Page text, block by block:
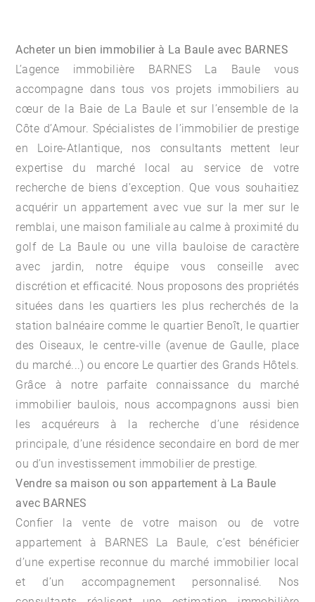
Acheter un bien immobilier à La Baule avec BARNES
L’agence immobilière BARNES La Baule vous
accompagne dans tous vos projets immobiliers au
cœur de la Baie de La Baule et sur l’ensemble de la
Côte d’Amour. Spécialistes de l’immobilier de prestige
en Loire-Atlantique, nos consultants mettent leur
expertise du marché local au service de votre
recherche de biens d’exception. Que vous souhaitiez
acquérir un appartement avec vue sur la mer sur le
remblai, une maison familiale au calme à proximité du
golf de La Baule ou une villa bauloise de caractère
avec jardin, notre équipe vous conseille avec
discrétion et efficacité. Nous proposons des propriétés
situées dans les quartiers les plus recherchés de la
station balnéaire comme le quartier Benoît, le quartier
des Oiseaux, le centre-ville (avenue de Gaulle, place
du marché...) ou encore Le quartier des Grands Hôtels.
Grâce à notre parfaite connaissance du marché
immobilier baulois, nous accompagnons aussi bien
les acquéreurs à la recherche d’une résidence
principale, d’une résidence secondaire en bord de mer
ou d’un investissement immobilier de prestige.
Vendre sa maison ou son appartement à La Baule
avec BARNES
Confier la vente de votre maison ou de votre
appartement à BARNES La Baule, c’est bénéficier
d’une expertise reconnue du marché immobilier local
et d’un accompagnement personnalisé. Nos